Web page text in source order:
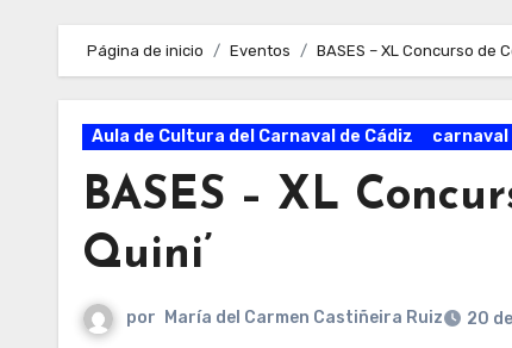
Página de inicio Eventos BASES – XL Concurso de
Aula de Cultura del Carnaval de Cádiz carnaval
BASES – XL
Quini’
por María del Carmen Castiñeira Ruiz 20